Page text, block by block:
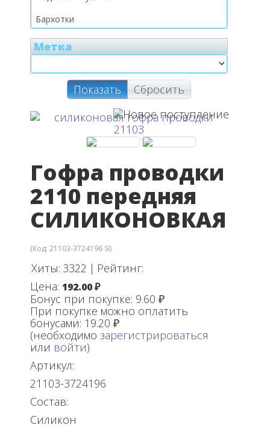
Метка
Показать Сбросить
Гофра проводки
2110 передняя
СИЛИКОНОВКАЯ
(Код: 21103-3724196 SI)
Хиты: 3322 | Рейтинг:
Цена: 192.00 ₽
Бонус при покупке: 9.60 ₽
При покупке можно оплатить
бонусами: 19.20 ₽
(необходимо зарегистрироваться
или войти)
Артикул:
21103-3724196
Состав:
Силикон